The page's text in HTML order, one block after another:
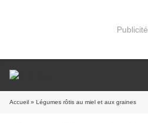
Publicité
Accueil » Légumes rôtis au miel et aux graines